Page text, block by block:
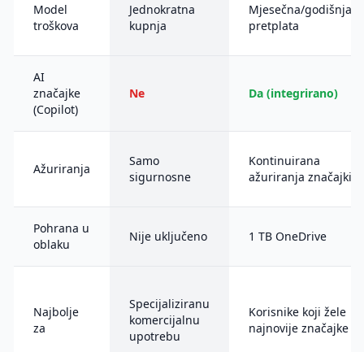
Model
troškova
Jednokratna
kupnja
Mjesečna/godišnja
pretplata
AI
značajke
(Copilot)
Ne Da (integrirano)
Ažuriranja
Samo
sigurnosne
Kontinuirana
ažuriranja značajki
Pohrana u
oblaku
Nije uključeno 1 TB OneDrive
Najbolje
za
Specijaliziranu
komercijalnu
upotrebu
Korisnike koji žele
najnovije značajke